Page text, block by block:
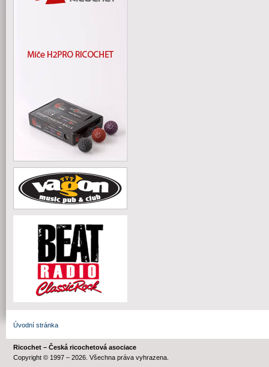
Úvodní stránka
Ricochet – Česká ricochetová asociace
Copyright © 1997 – 2026. Všechna práva vyhrazena.